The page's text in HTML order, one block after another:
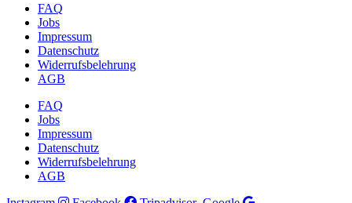
FAQ
Jobs
Impressum
Datenschutz
Widerrufsbelehrung
AGB
FAQ
Jobs
Impressum
Datenschutz
Widerrufsbelehrung
AGB